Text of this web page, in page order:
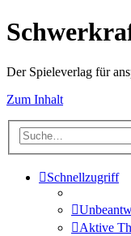
Der Spieleverlag für
Zum Inhalt
Schnellzugriff
Aktive